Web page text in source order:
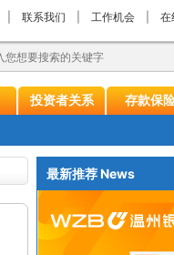
联系我们 工作机会 在
投资者关系 存款保
最新推荐News